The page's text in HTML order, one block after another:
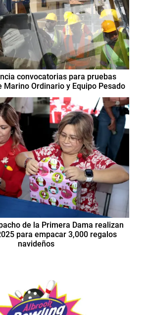
convocatorias para pruebas
Marino Ordinario y Equipo Pesado
de la Primera Dama realizan
para empacar 3,000 regalos
navideños